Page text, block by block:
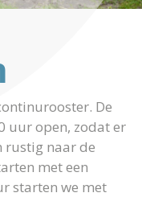
De
uur open, zodat er
rustig naar de
met een
starten we met